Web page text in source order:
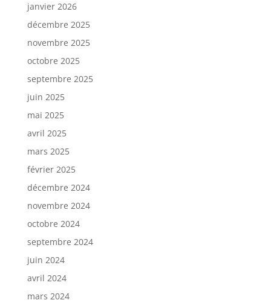
janvier 2026
décembre 2025
novembre 2025
octobre 2025
septembre 2025
juin 2025
mai 2025
avril 2025
mars 2025
février 2025
décembre 2024
novembre 2024
octobre 2024
septembre 2024
juin 2024
avril 2024
mars 2024